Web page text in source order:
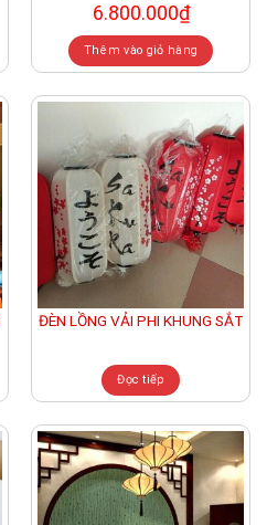
6.800.000₫
Thêm vào giỏ hàng
ĐÈN LỒNG VẢI PHI KHUNG SẮT
Đọc tiếp